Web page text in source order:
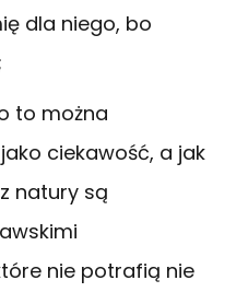
dla niego, bo
to można
ciekawość, a jak
natury są
nie potrafią nie